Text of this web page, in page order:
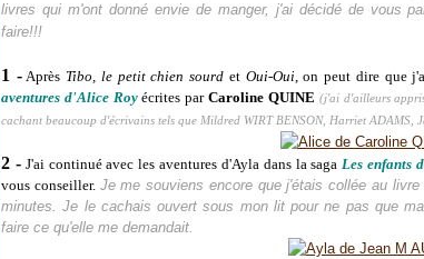
livres qui m'ont donné envie de manger, j'ai décidé de vous
faire!!!
1 -Après Tibo, le petit chien sourd et Oui-Oui,on peut dire que
aventures d'Alice Royécrites parCaroline QUINE (j'ai d'ailleurs
cachant beaucoup d'écrivains tels que Mildred WIRT BENSON, Harriet ADAMS,
2 -J'ai continué avec les aventures d'Ayla dans la sagaLes enfants
vous conseiller. Je me souviens encore que j'étais collée au
minutes. Je le cachais ouvert sous mon lit pour ne pas que
faire ce qu'elle me demandait.